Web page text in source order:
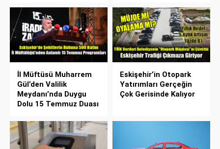
İl Müftüsü Muharrem
Gül’den Valilik
Meydanı’nda Duygu
Dolu 15 Temmuz Duası
Eskişehir’in Otopark
Yatırımları Gerçeğin
Çok Gerisinde Kalıyor